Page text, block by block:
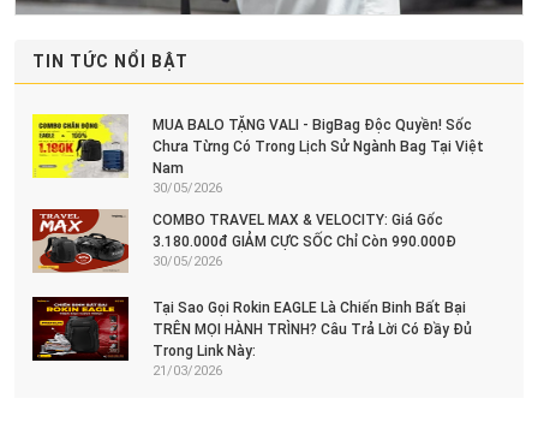
TIN TỨC NỔI BẬT
MUA BALO TẶNG VALI - BigBag Độc Quyền! Sốc
Chưa Từng Có Trong Lịch Sử Ngành Bag Tại Việt
Nam
30/05/2026
COMBO TRAVEL MAX & VELOCITY: Giá Gốc
3.180.000đ GIẢM CỰC SỐC Chỉ Còn 990.000Đ
30/05/2026
Tại Sao Gọi Rokin EAGLE Là Chiến Binh Bất Bại
TRÊN MỌI HÀNH TRÌNH? Câu Trả Lời Có Đầy Đủ
Trong Link Này:
21/03/2026